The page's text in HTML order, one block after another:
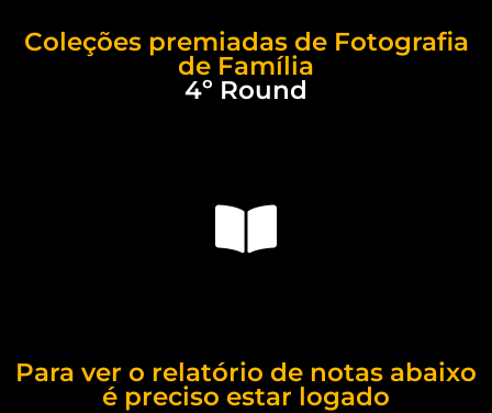
Coleções premiadas de Fotografia
de Família
4º Round
Para ver o relatório de notas abaixo
é preciso estar logado